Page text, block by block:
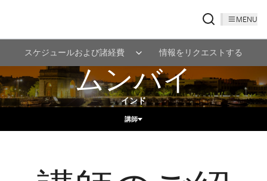
MENU
スケジュールおよび諸経費 情報をリクエストする
ムンバイ
インド
講師